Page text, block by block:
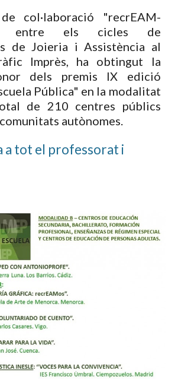
col·laboració "recrEAM-
entre els cicles de
de Joieria i Assistència al
Imprès, ha obtingut la
dels premis IX edició
Pública" en la modalitat
de 210 centres públics
autònomes.
a tot el professorat i